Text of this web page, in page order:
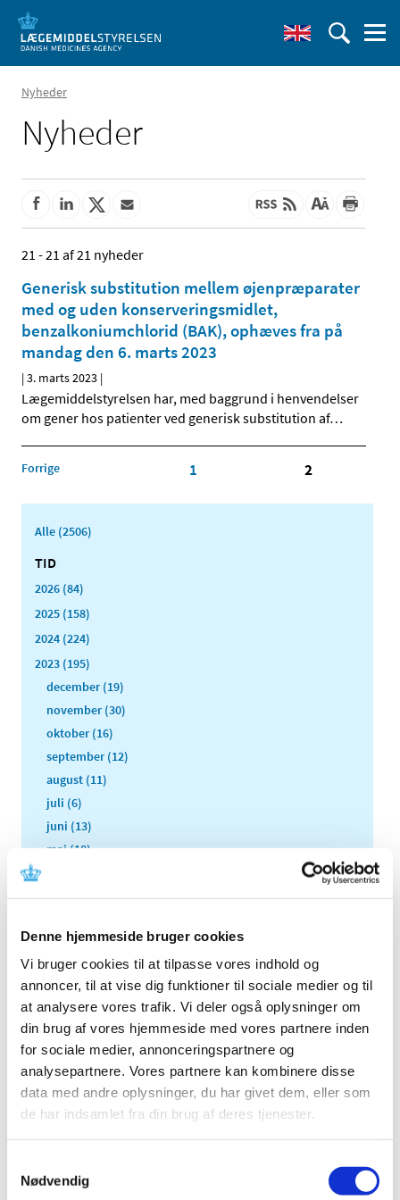
Denne hjemmeside bruger cookies
Vi bruger cookies til at tilpasse vores indhold og
annoncer, til at vise dig funktioner til sociale medier og til
at analysere vores trafik. Vi deler også oplysninger om
din brug af vores hjemmeside med vores partnere inden
for sociale medier, annonceringspartnere og
analysepartnere. Vores partnere kan kombinere disse
data med andre oplysninger, du har givet dem, eller som
de har indsamlet fra din brug af deres tjenester.
Nødvendig
Nyheder
Nyheder
21 - 21 af 21 nyheder
Generisk substitution mellem øjenpræparater
med og uden konserveringsmidlet,
benzalkoniumchlorid (BAK), ophæves fra på
mandag den 6. marts 2023
|3. marts 2023 |
Lægemiddelstyrelsen har, med baggrund i henvendelser
om gener hos patienter ved generisk substitution af…
Forrige 1 2
Alle (2506)
TID
2026 (84)
2025 (158)
2024 (224)
2023 (195)
december (19)
november (30)
oktober (16)
september (12)
august (11)
juli (6)
juni (13)
maj (18)
marts (21)
januar (19)
2022 (197)
2021 (516)
2020 (263)
2019 (159)
2018 (150)
2017 (167)
2016 (167)
2015 (33)
2013 (49)